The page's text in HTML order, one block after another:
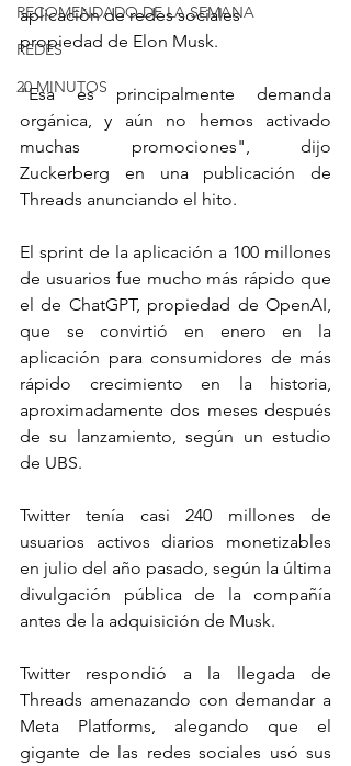
RECOMENDADO DE LA SEMANA
REDES
20 MINUTOS
aplicación de redes sociales
propiedad de Elon Musk.
"Esa es principalmente demanda
orgánica, y aún no hemos activado
muchas promociones", dijo
Zuckerberg en una publicación de
Threads anunciando el hito.
El sprint de la aplicación a 100 millones
de usuarios fue mucho más rápido que
el de ChatGPT, propiedad de OpenAI,
que se convirtió en enero en la
aplicación para consumidores de más
rápido crecimiento en la historia,
aproximadamente dos meses después
de su lanzamiento, según un estudio
de UBS.
Twitter tenía casi 240 millones de
usuarios activos diarios monetizables
en julio del año pasado, según la última
divulgación pública de la compañía
antes de la adquisición de Musk.
Twitter respondió a la llegada de
Threads amenazando con demandar a
Meta Platforms, alegando que el
gigante de las redes sociales usó sus